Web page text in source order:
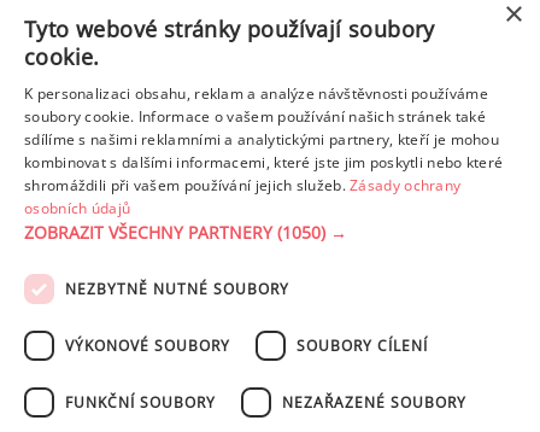
Tuk
z toho nas. mastné kyseliny
20.82 g
11.36 g
Detailní rozpis
PODMÍNKY UŽITÍ ZÁSADY OCHRANY OSOBNÍCH ÚDAJŮ
NASTAVENÍ COOKIES
×
Tyto webové stránky používají soubory
cookie.
K personalizaci obsahu, reklam a analýze návštěvnosti používáme
soubory cookie. Informace o vašem používání našich stránek také
sdílíme s našimi reklamními a analytickými partnery, kteří je mohou
kombinovat s dalšími informacemi, které jste jim poskytli nebo které
shromáždili při vašem používání jejich služeb.Zásady ochrany
osobních údajů
ZOBRAZIT VŠECHNY PARTNERY(1050) →
NEZBYTNĚ NUTNÉ SOUBORY
VÝKONOVÉ SOUBORY SOUBORY CÍLENÍ
FUNKČNÍ SOUBORY NEZAŘAZENÉ SOUBORY